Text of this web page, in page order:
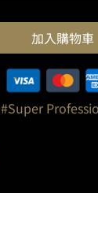
加入購物車
#Super